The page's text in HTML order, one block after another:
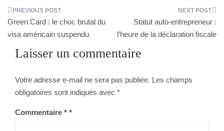
Navigation
de
l’article
Green Card : le choc brutal du
visa américain suspendu
Statut auto-entrepreneur :
l’heure de la déclaration fiscale
Laisser un commentaire
Votre adresse e-mail ne sera pas publiée. Les champs
obligatoires sont indiqués avec *
Commentaire *